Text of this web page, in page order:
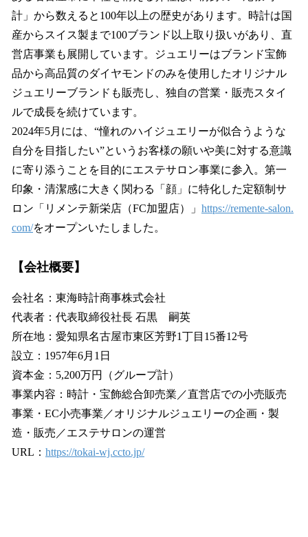
計」から数えると100年以上の歴史があります。時計は国
産からスイス製まで100ブランド以上取り扱いがあり、直
営店事業も展開しています。ジュエリーはブランド宝飾
品から高品質のダイヤモンドのみを使用したオリジナル
ジュエリーブランドも販売し、独自の営業・販売スタイ
ルで成長を続けています。
2024年5月には、“憧れのハイジュエリーが似合うような
自分を目指したい”というお客様の願いや美に対する意識
に寄り添うことを目的にエステサロン事業に参入。第一
印象・清潔感に大きく関わる「顔」に特化した定額制サ
ロン「リメンテ新栄店（FC加盟店）」 https://remente-salon.
com/をオープンいたしました。
【会社概要】
会社名：東海時計商事株式会社
代表者：代表取締役社長 石黒 嗣英
所在地：愛知県名古屋市東区芳野1丁目15番12号
設立：1957年6月1日
資本金：5,200万円（グループ計）
事業内容：時計・宝飾総合卸売業／直営店での小売販売
事業・EC小売事業／オリジナルジュエリーの企画・製
造・販売／エステサロンの運営
URL： https://tokai-wj.ccto.jp/